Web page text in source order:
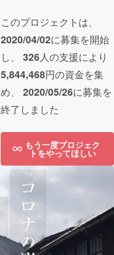
このプロジェクトは、
2020/04/02に募集を開始
し、 326人の支援により
5,844,468円の資金を集
め、 2020/05/26に募集を
終了しました
もう一度プロジェク
トをやってほしい